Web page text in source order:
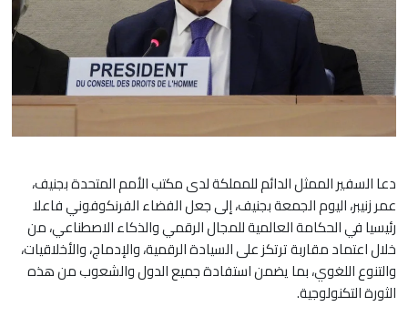
دعا السفير الممثل الدائم للمملكة لدى مكتب الأمم المتحدة بجنيف،
عمر زنيبر، اليوم الجمعة بجنيف، إلى جعل الفضاء الفرنكوفوني فاعلا
رئيسيا في الحكامة العالمية للمجال الرقمي والذكاء الاصطناعي، من
خلال اعتماد مقاربة ترتكز على السيادة الرقمية، والإدماج، والأخلاقيات،
والتنوع اللغوي، بما يضمن استفادة جميع الدول والشعوب من هذه
الثورة التكنولوجية.